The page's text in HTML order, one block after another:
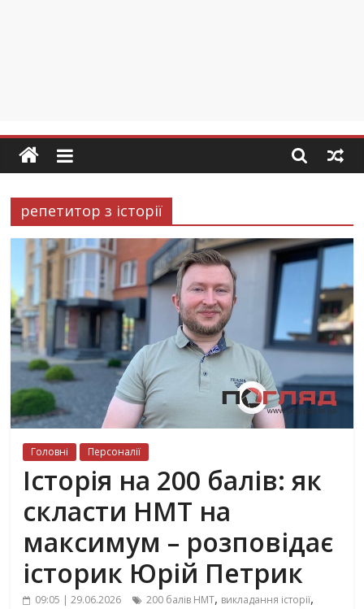
репетитор з історії
Головні Персоналії
Історія на 200 балів: як
скласти НМТ на
максимум – розповідає
історик Юрій Петрик
09:05 | 29.06.2026 200 балів НМТ, викладання історії,